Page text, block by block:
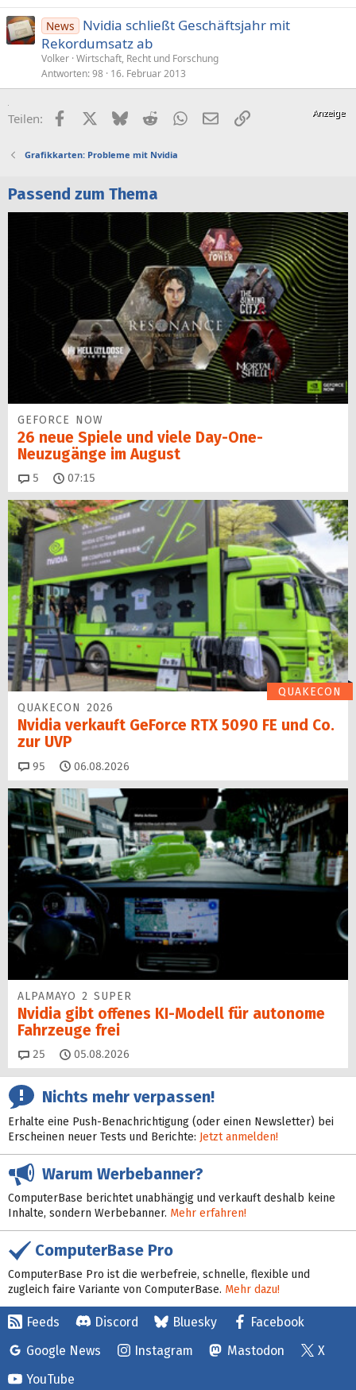
News
Nvidia schließt Geschäftsjahr mit
Rekordumsatz ab
Volker Wirtschaft, Recht und Forschung
Antworten 98 16. Februar 2013
Teilen: FacebookX (Twitter)
BlueskyRedditWhatsApp
E-MailLink
Grafikkarten: Probleme mit Nvidia
Passend zum Thema
GEFORCE NOW
26 neue Spiele und viele Day-One-
Neuzugänge im August
5 Kommentare
07:15
QUAKECON
QUAKECON 2026
Nvidia verkauft GeForce RTX 5090 FE und Co.
zur UVP
95 Kommentare
06.08.2026
ALPAMAYO 2 SUPER
Nvidia gibt offenes KI-Modell für autonome
Fahrzeuge frei
25 Kommentare
05.08.2026
Nichts mehr verpassen!
Erhalte eine Push-Benachrichtigung (oder einen Newsletter) bei
Erscheinen neuer Tests und Berichte: Jetzt anmelden!
Warum Werbebanner?
ComputerBase berichtet unabhängig und verkauft deshalb keine
Inhalte, sondern Werbebanner. Mehr erfahren!
ComputerBase Pro
ComputerBase Pro ist die werbefreie, schnelle, flexible und
zugleich faire Variante von ComputerBase. Mehr dazu!
Feeds Discord Bluesky
Facebook
Google News
Instagram Mastodon
X
YouTube